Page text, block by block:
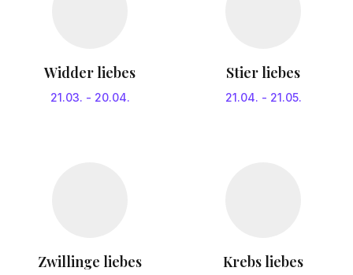
Widder liebes
21.03. - 20.04.
Stier liebes
21.04. - 21.05.
Zwillinge liebes Krebs liebes